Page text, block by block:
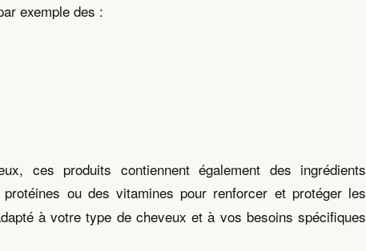
exemple des :
ces produits contiennent également des ingrédients
ou des vitamines pour renforcer et protéger les
à votre type de cheveux et à vos besoins spécifiques